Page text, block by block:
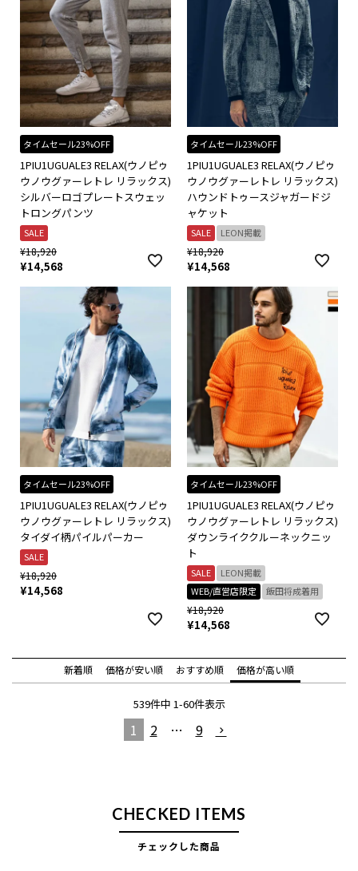
タイムセール23%OFF
1PIU1UGUALE3 RELAX(ウノピゥ
ウノウグァーレトレ リラックス)
シルバーロゴプレートスウェッ
トロングパンツ
SALE
¥18,920
¥14,568
タイムセール23%OFF
1PIU1UGUALE3 RELAX(ウノピゥ
ウノウグァーレトレ リラックス)
ハウンドトゥースジャガードジ
ャケット
SALE LEON掲載
¥18,920
¥14,568
タイムセール23%OFF
1PIU1UGUALE3 RELAX(ウノピゥ
ウノウグァーレトレ リラックス)
タイダイ柄パイルパーカー
SALE
¥18,920
¥14,568
タイムセール23%OFF
1PIU1UGUALE3 RELAX(ウノピゥ
ウノウグァーレトレ リラックス)
ダウンライククルーネックニッ
ト
SALE
LEON掲載
WEB/直営店限定
飯田将成着用
¥18,920
¥14,568
新着順 価格が安い順 おすすめ順 価格が高い順
539件中 1-60件表示
1 2 … 9
CHECKED ITEMS
チェックした商品